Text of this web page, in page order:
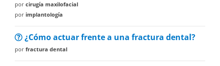
por cirugía maxilofacial
por implantología
¿Cómo actuar frente a una fractura dental?
por fractura dental